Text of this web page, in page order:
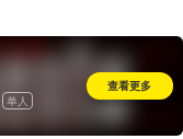
单人
查看更多